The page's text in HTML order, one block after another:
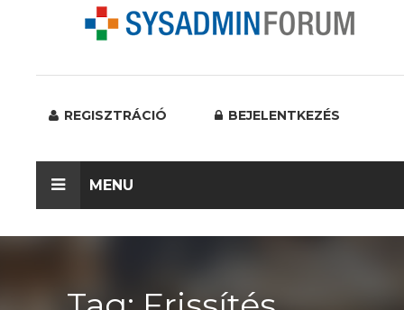
REGISZTRÁCIÓ BEJELENTKEZÉS
MENU